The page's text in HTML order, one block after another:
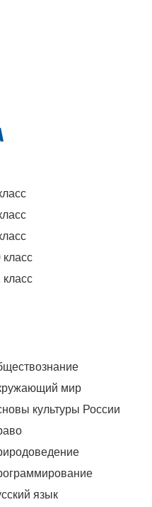
класс
класс
мир
культуры России
язык